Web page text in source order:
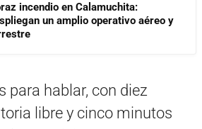
incendio en Calamuchita:
un amplio operativo aéreo y
para hablar, con diez
libre y cinco minutos